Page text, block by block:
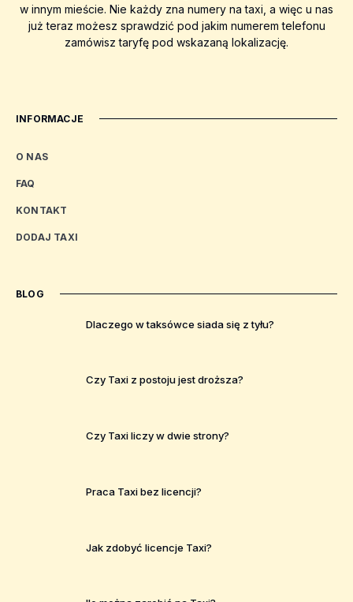
w innym mieście. Nie każdy zna numery na taxi, a więc u nas
już teraz możesz sprawdzić pod jakim numerem telefonu
zamówisz taryfę pod wskazaną lokalizację.
INFORMACJE
O NAS
FAQ
KONTAKT
DODAJ TAXI
BLOG
Dlaczego w taksówce siada się z tyłu?
Czy Taxi z postoju jest droższa?
Czy Taxi liczy w dwie strony?
Praca Taxi bez licencji?
Jak zdobyć licencje Taxi?